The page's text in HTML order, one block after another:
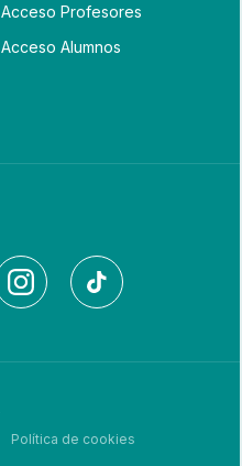
Acceso Profesores
Acceso Alumnos
Política de cookies